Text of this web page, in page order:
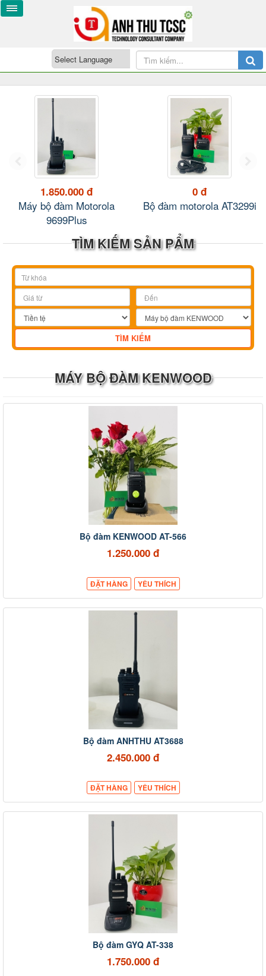
1.850.000 đ
Máy bộ đàm Motorola
9699Plus
0 đ
Bộ đàm motorola AT3299i
TÌM KIẾM SẢN PẨM
MÁY BỘ ĐÀM KENWOOD
Bộ đàm KENWOOD AT-566
1.250.000 đ
ĐẶT HÀNG YÊU THÍCH
Bộ đàm ANHTHU AT3688
2.450.000 đ
ĐẶT HÀNG YÊU THÍCH
Bộ đàm GYQ AT-338
1.750.000 đ